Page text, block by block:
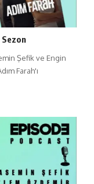
Sezon
Şefik ve Engin
Farah'ı